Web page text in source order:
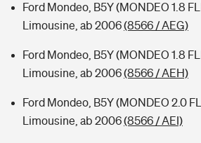
Ford Mondeo, B5Y (MONDEO 1.8
Limousine, ab 2006(8566 / AEG)
Ford Mondeo, B5Y (MONDEO 1.8
Limousine, ab 2006(8566 / AEH)
Ford Mondeo, B5Y (MONDEO 2.0
Limousine, ab 2006(8566 / AEI)